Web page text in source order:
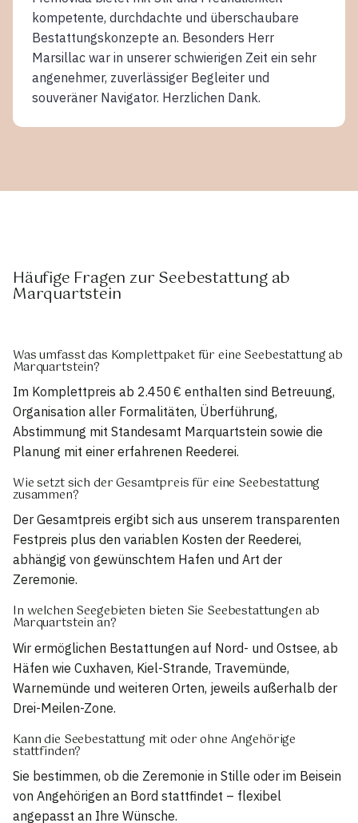
kompetente, durchdachte und überschaubare
Bestattungskonzepte an. Besonders Herr
Marsillac war in unserer schwierigen Zeit ein sehr
angenehmer, zuverlässiger Begleiter und
souveräner Navigator. Herzlichen Dank.
Häufige Fragen zur Seebestattung ab
Marquartstein
Was umfasst das Komplettpaket für eine Seebestattung ab
Marquartstein?
Im Komplettpreis ab 2.450 € enthalten sind Betreuung,
Organisation aller Formalitäten, Überführung,
Abstimmung mit Standesamt Marquartstein sowie die
Planung mit einer erfahrenen Reederei.
Wie setzt sich der Gesamtpreis für eine Seebestattung
zusammen?
Der Gesamtpreis ergibt sich aus unserem transparenten
Festpreis plus den variablen Kosten der Reederei,
abhängig von gewünschtem Hafen und Art der
Zeremonie.
In welchen Seegebieten bieten Sie Seebestattungen ab
Marquartstein an?
Wir ermöglichen Bestattungen auf Nord- und Ostsee, ab
Häfen wie Cuxhaven, Kiel-Strande, Travemünde,
Warnemünde und weiteren Orten, jeweils außerhalb der
Drei-Meilen-Zone.
Kann die Seebestattung mit oder ohne Angehörige
stattfinden?
Sie bestimmen, ob die Zeremonie in Stille oder im Beisein
von Angehörigen an Bord stattfindet – flexibel
angepasst an Ihre Wünsche.